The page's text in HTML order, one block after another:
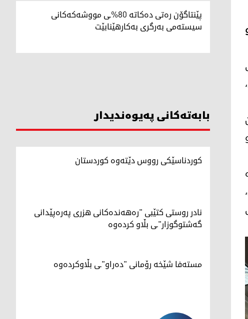
پێنتاگۆن رەتی دەکاتە 80%ـی مووشەکەکانی
سیستەمی بەرگری بەکارهێنابێت
بابەتەکانی پەیوەندیدار
کوردناسێکی رووس دێتەوە کوردستان
نادر روستی کتێبی "رەهەندەكانی هزری پەرەپێدانی
گەشتوگوزار"ـی بڵاو کردەوە
مستەفا شێخە رۆمانی "دەراو"ـی بڵاوکردەوە